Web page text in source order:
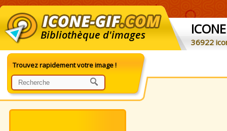
Bibliothèque d'images ICONE
36922
Trouvez rapidement votre image !